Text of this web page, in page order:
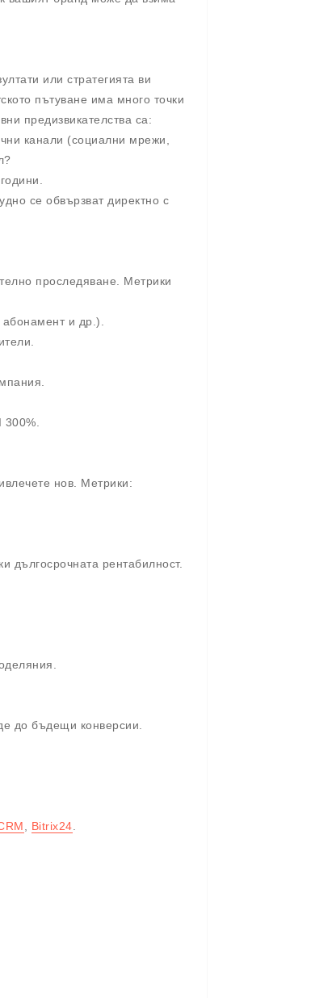
или стратегията ви
пътуване има много точки
предизвикателства са:
канали (социални мрежи,
се обвързват директно с
проследяване. Метрики
и др.).
нов. Метрики:
рентабилност.
до бъдещи конверсии.
Bitrix24